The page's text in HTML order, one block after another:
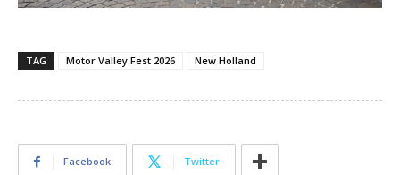
TAG Motor Valley Fest 2026 New Holland
Facebook Twitter